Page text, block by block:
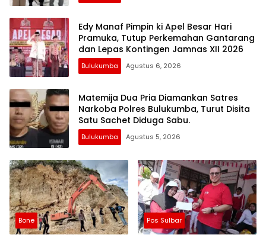
Edy Manaf Pimpin ki Apel Besar Hari
Pramuka, Tutup Perkemahan Gantarang
dan Lepas Kontingen Jamnas XII 2026
Bulukumba Agustus 6, 2026
Matemija Dua Pria Diamankan Satres
Narkoba Polres Bulukumba, Turut Disita
Satu Sachet Diduga Sabu.
Bulukumba Agustus 5, 2026
Bone Pos Sulbar